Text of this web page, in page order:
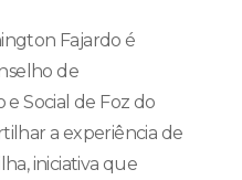
Fajardo é
de
Social de Foz do
a experiência de
iniciativa que